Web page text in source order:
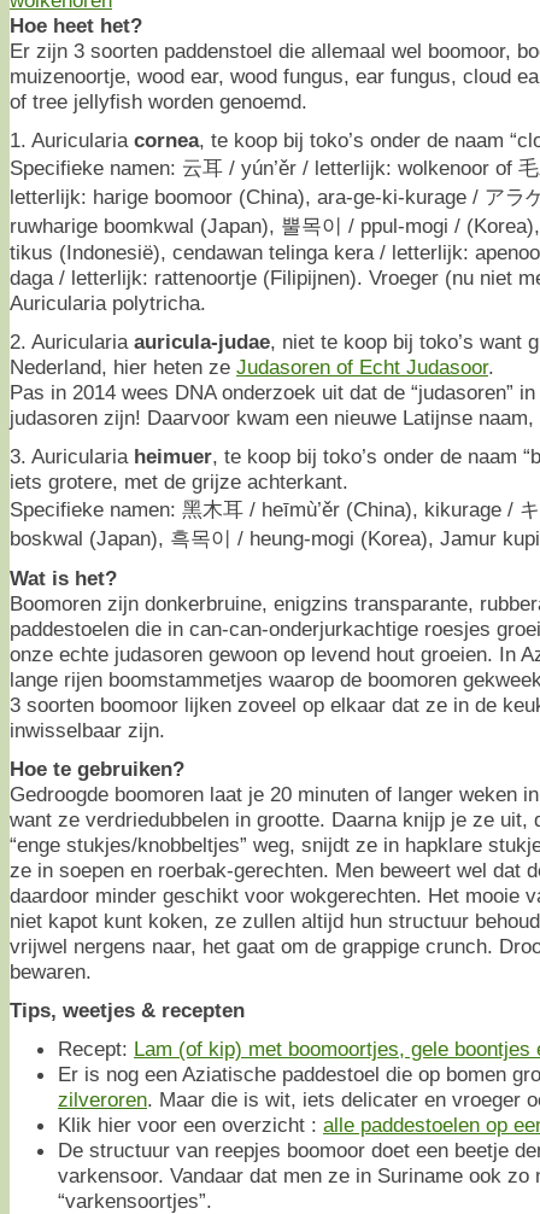
Hoe heet het?
Er zijn 3 soorten paddenstoel die allemaal wel boomoor,
muizenoortje, wood ear, wood fungus, ear fungus, cloud
of tree jellyfish worden genoemd.
1. Auricularia cornea, te koop bij toko’s onder de naam
Specifieke namen: 云耳 / yún’ěr / letterlijk: wolkenoor of
letterlijk: harige boomoor (China), ara-ge-ki-kurage / アラ
ruwharige boomkwal (Japan), 뿔목이 / ppul-mogi /
tikus (Indonesië), cendawan telinga kera / letterlijk:
daga / letterlijk: rattenoortje (Filipijnen). Vroeger (nu niet
Auricularia polytricha.
2. Auricularia auricula-judae, niet te koop bij toko’s want
Nederland, hier heten ze Judasoren of Echt Judasoor.
Pas in 2014 wees DNA onderzoek uit dat de “judasoren”
judasoren zijn! Daarvoor kwam een nieuwe Latijnse
3. Auricularia heimuer, te koop bij toko’s onder de naam
iets grotere, met de grijze achterkant.
Specifieke namen: 黑木耳 / heīmù’ěr (China), kikurage /
boskwal (Japan), 흑목이 / heung-mogi (Korea), Jamur
Wat is het?
Boomoren zijn donkerbruine, enigzins transparante,
paddestoelen die in can-can-onderjurkachtige roesjes
onze echte judasoren gewoon op levend hout groeien. In
lange rijen boomstammetjes waarop de boomoren
3 soorten boomoor lijken zoveel op elkaar dat ze in de
inwisselbaar zijn.
Hoe te gebruiken?
Gedroogde boomoren laat je 20 minuten of langer weken
want ze verdriedubbelen in grootte. Daarna knijp je ze uit,
“enge stukjes/knobbeltjes” weg, snijdt ze in hapklare
ze in soepen en roerbak-gerechten. Men beweert wel dat
daardoor minder geschikt voor wokgerechten. Het mooie
niet kapot kunt koken, ze zullen altijd hun structuur
vrijwel nergens naar, het gaat om de grappige crunch.
bewaren.
Tips, weetjes & recepten
Recept: Lam (of kip) met boomoortjes, gele boontjes
Er is nog een Aziatische paddestoel die op bomen
zilveroren. Maar die is wit, iets delicater en vroeger
Klik hier voor een overzicht : alle paddestoelen op
De structuur van reepjes boomoor doet een beetje
varkensoor. Vandaar dat men ze in Suriname ook zo
“varkensoortjes”.